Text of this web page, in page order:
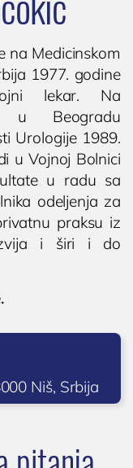
katetera u
i spermogram
hronične
na Medicinskom
1977. godine
lekar. Na
u Beogradu
Urologije 1989.
u Vojnoj Bolnici
u radu sa
odeljenja za
praksu iz
i širi i do
Niš, Srbija